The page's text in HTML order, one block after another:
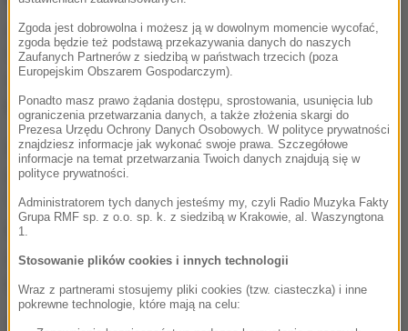
„Aftonbladet”widać grupę mężczyzn ubranych na
czarno i w maskach na twarzach, którzy szykują się
do starcia w ochroniarzami dworca. Według policji,
była to grupa od 70 do 100 mężczyzn.
Wcześniej mężczyźni ci rozrzucili wokół dworca
centralnego ulotki z napisem "Już wystarczy".
"Aftonbladet" powołując się na źródła policyjne
twierdzi, że byli to chuligani stadionowi znani ze
swoich nazistowskich poglądów. Oficjalnie policja
tego nie potwierdza.
Tymczasem jedno ze szwedzkich ugrupowań
Zgoda jest dobrowolna i możesz ją w dowolnym momencie wycofać,
zgoda będzie też podstawą przekazywania danych do naszych
Zaufanych Partnerów z siedzibą w państwach trzecich (poza
Europejskim Obszarem Gospodarczym).
Ponadto masz prawo żądania dostępu, sprostowania, usunięcia lub
ograniczenia przetwarzania danych, a także złożenia skargi do
Prezesa Urzędu Ochrony Danych Osobowych. W polityce prywatności
znajdziesz informacje jak wykonać swoje prawa. Szczegółowe
informacje na temat przetwarzania Twoich danych znajdują się w
polityce prywatności.
Administratorem tych danych jesteśmy my, czyli Radio Muzyka Fakty
Grupa RMF sp. z o.o. sp. k. z siedzibą w Krakowie, al. Waszyngtona
1.
Stosowanie plików cookies i innych technologii
Wraz z partnerami stosujemy pliki cookies (tzw. ciasteczka) i inne
pokrewne technologie, które mają na celu: